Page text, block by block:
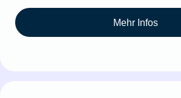
Mehr Infos